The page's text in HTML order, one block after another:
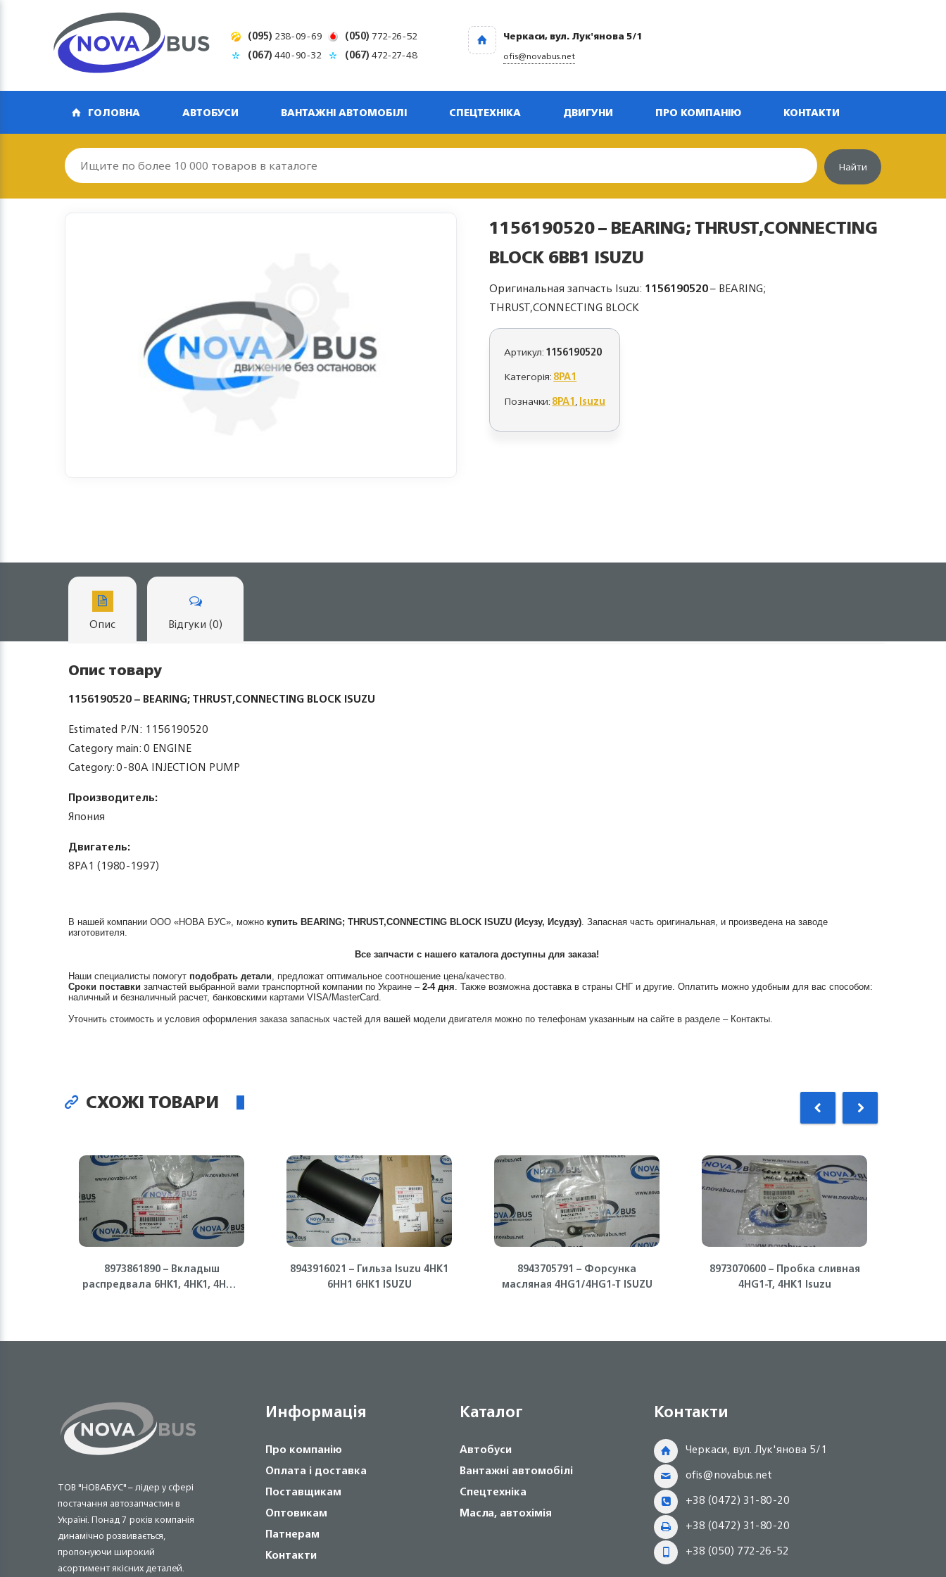
(095) 238-09-69 (050) 772-26-52
(067)440-90-32 (067)472-27-48
Черкаси, вул. Лук'янова 5/1
ofis@novabus.net
ГОЛОВНА АВТОБУСИ ВАНТАЖНІ АВТОМОБІЛІ СПЕЦТЕХНІКА ДВИГУНИ ПРО КОМПАНІЮ КОНТАКТИ
Найти
1156190520 – BEARING; THRUST,CONNECTING
BLOCK 6BB1 ISUZU
Оригинальная запчасть Isuzu: 1156190520– BEARING;
THRUST,CONNECTING BLOCK
Артикул:1156190520
Категорія:8PA1
Позначки:8PA1,Isuzu
Опис Відгуки (0)
Опис товару
1156190520 – BEARING; THRUST,CONNECTING BLOCK ISUZU
Estimated P/N: 1156190520
Category main: 0 ENGINE
Category: 0-80A INJECTION PUMP
Производитель:
Япония
Двигатель:
8PA1 (1980-1997)
В нашей компании ООО «НОВА БУС», можно купить BEARING; THRUST,CONNECTING BLOCK ISUZU (Исузу, Исудзу). Запасная часть оригинальная, и произведена на заводе
изготовителя.
Все запчасти с нашего каталога доступны для заказа!
Наши специалисты помогут подобрать детали, предложат оптимальное соотношение цена/качество.
Сроки поставки запчастей выбранной вами транспортной компании по Украине – 2-4 дня. Также возможна доставка в страны СНГ и другие. Оплатить можно удобным для вас способом:
наличный и безналичный расчет, банковскими картами VISA/MasterCard.
Уточнить стоимость и условия оформления заказа запасных частей для вашей модели двигателя можно по телефонам указанным на сайте в разделе – Контакты.
СХОЖІ ТОВАРИ
8973861890 – Вкладыш
распредвала 6HK1, 4HK1, 4HG1,
8943916021 – Гильза Isuzu 4HK1
6HH1 6HK1 ISUZU
8943705791 – Форсунка
масляная 4HG1/4HG1-T ISUZU
8973070600 – Пробка сливная
4HG1-T, 4HK1 Isuzu
ТОВ "НОВАБУС" – лідер у сфері
постачання автозапчастин в
Україні. Понад 7 років компанія
динамічно розвивається,
пропонуючи широкий
асортимент якісних деталей.
Информація
Про компанію
Оплата і доставка
Поставщикам
Оптовикам
Патнерам
Контакти
Каталог
Автобуси
Вантажні автомобілі
Спецтехніка
Масла, автохімія
Контакти
Черкаси, вул. Лук'янова 5/1
ofis@novabus.net
+38 (0472) 31-80-20
+38 (0472) 31-80-20
+38 (050) 772-26-52